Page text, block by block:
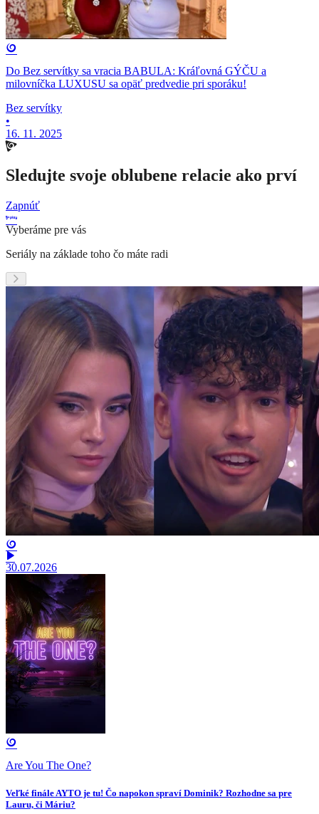
Do Bez servítky sa vracia BABULA: Kráľovná GÝČU a
milovníčka LUXUSU sa opäť predvedie pri sporáku!
Bez servítky
•
16. 11. 2025
Sledujte svoje oblubene relacie ako prví
Zapnúť
Vyberáme pre vás
Seriály na základe toho čo máte radi
30.07.2026
Are You The One?
Veľké finále AYTO je tu! Čo napokon spraví Dominik? Rozhodne sa pre
Lauru, či Máriu?